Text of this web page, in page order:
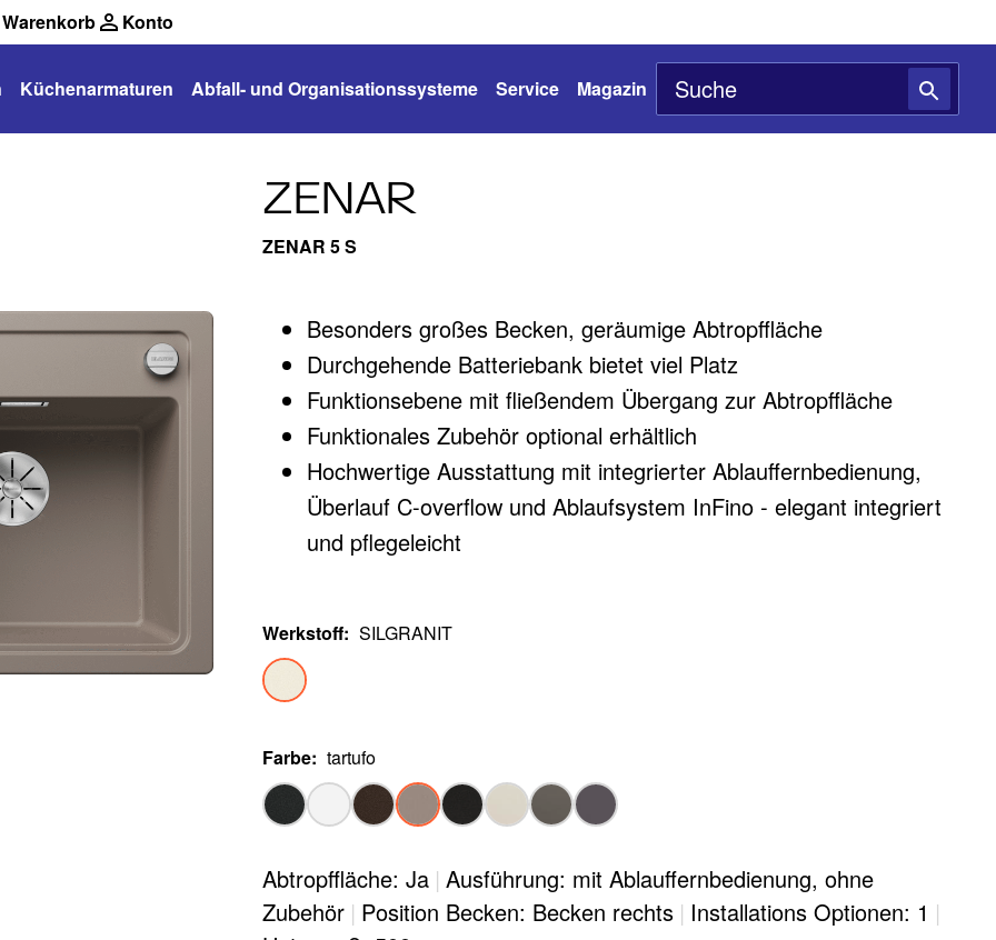
Warenkorb Konto
Küchenarmaturen Abfall- und Organisationssysteme Service Magazin
ZENAR
ZENAR 5 S
Besonders großes Becken, geräumige Abtropffläche
Durchgehende Batteriebank bietet viel Platz
Funktionsebene mit fließendem Übergang zur Abtropffläche
Funktionales Zubehör optional erhältlich
Hochwertige Ausstattung mit integrierter Ablauffernbedienung,
Überlauf C-overflow und Ablaufsystem InFino - elegant integriert
und pflegeleicht
Werkstoff: SILGRANIT
Farbe: tartufo
Abtropffläche: Ja | Ausführung: mit Ablauffernbedienung, ohne
Zubehör | Position Becken: Becken rechts | Installations Optionen: 1 |